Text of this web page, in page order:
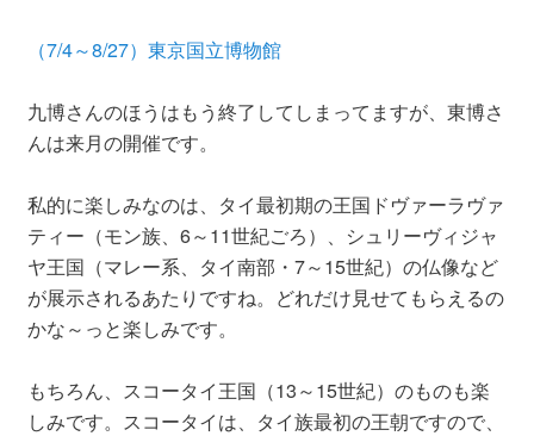
（7/4～8/27）東京国立博物館
九博さんのほうはもう終了してしまってますが、東博さ
んは来月の開催です。
私的に楽しみなのは、タイ最初期の王国ドヴァーラヴァ
ティー（モン族、6～11世紀ごろ）、シュリーヴィジャ
ヤ王国（マレー系、タイ南部・7～15世紀）の仏像など
が展示されるあたりですね。どれだけ見せてもらえるの
かな～っと楽しみです。
もちろん、スコータイ王国（13～15世紀）のものも楽
しみです。スコータイは、タイ族最初の王朝ですので、